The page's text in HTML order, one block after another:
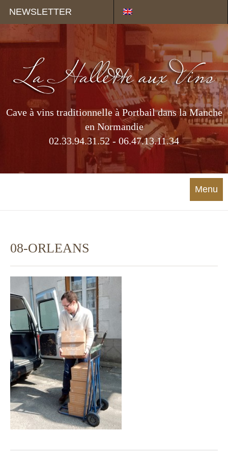
NEWSLETTER
Cave à vins traditionnelle à Portbail dans la Manche
en Normandie
02.33.94.31.52 - 06.47.13.11.34
Menu
08-ORLEANS
Panneau de gestion des cookies